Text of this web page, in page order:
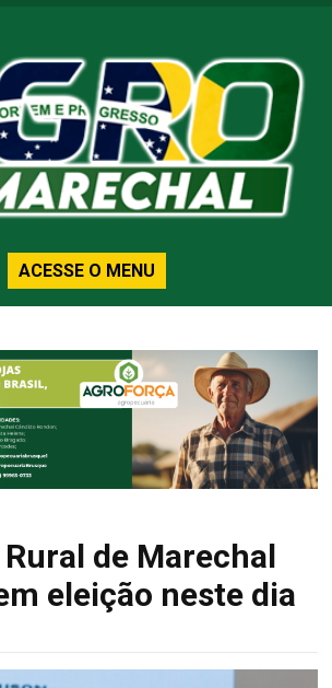
ACESSE O MENU
de Marechal
eleição neste dia